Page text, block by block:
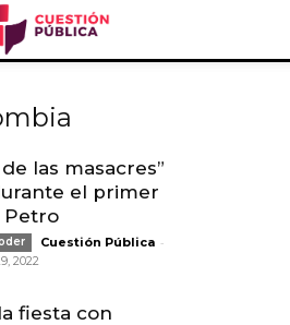
de las masacres”
el primer
Petro
Cuestión Pública -
2022
fiesta con